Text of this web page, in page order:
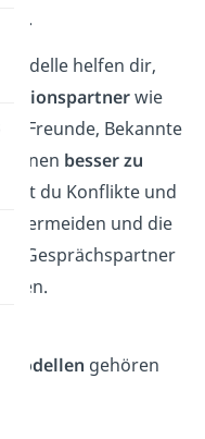
helfen dir,
wie
Freunde, Bekannte
besser zu
du Konflikte und
vermeiden und die
Gesprächspartner
gehören